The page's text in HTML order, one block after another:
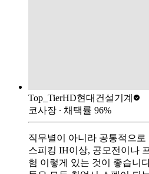
Top_TierHD현대건설기계
코사장 ∙ 채택률 96%
직무별이 아니라 공통적으
스피킹 IH이상, 공모전이나
험 이렇게 있는 것이 좋습니